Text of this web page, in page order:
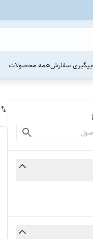
پیگیری سفارشهمه محصولات